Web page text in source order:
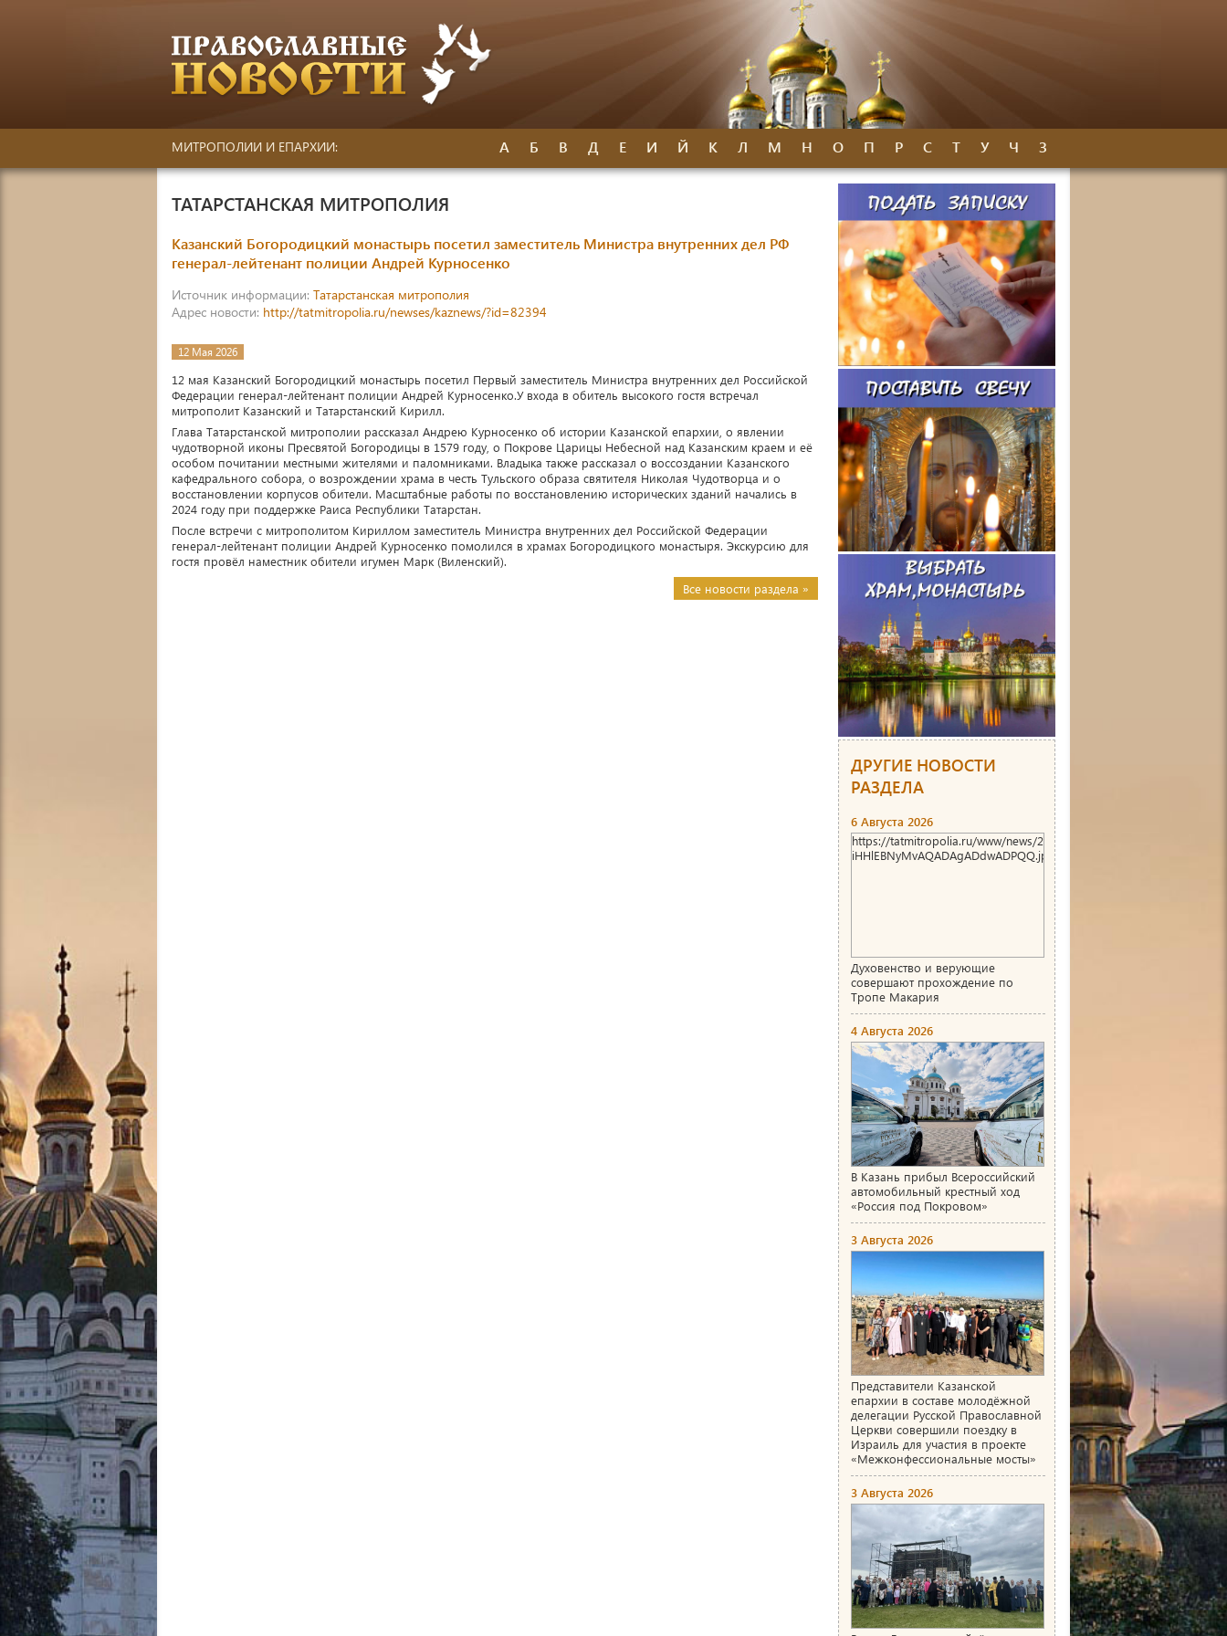
МИТРОПОЛИИ И ЕПАРХИИ: А Б В Д Е И Й К Л М Н О П Р С Т У Ч З
ТАТАРСТАНСКАЯ МИТРОПОЛИЯ
Казанский Богородицкий монастырь посетил заместитель Министра внутренних дел РФ
генерал-лейтенант полиции Андрей Курносенко
Источник информации: Татарстанская митрополия
Адрес новости: http://tatmitropolia.ru/newses/kaznews/?id=82394
12 Мая 2026
12 мая Казанский Богородицкий монастырь посетил Первый заместитель Министра внутренних дел Российской
Федерации генерал-лейтенант полиции Андрей Курносенко.У входа в обитель высокого гостя встречал
митрополит Казанский и Татарстанский Кирилл.
Глава Татарстанской митрополии рассказал Андрею Курносенко об истории Казанской епархии, о явлении
чудотворной иконы Пресвятой Богородицы в 1579 году, о Покрове Царицы Небесной над Казанским краем и её
особом почитании местными жителями и паломниками. Владыка также рассказал о воссоздании Казанского
кафедрального собора, о возрождении храма в честь Тульского образа святителя Николая Чудотворца и о
восстановлении корпусов обители. Масштабные работы по восстановлению исторических зданий начались в
2024 году при поддержке Раиса Республики Татарстан.
После встречи с митрополитом Кириллом заместитель Министра внутренних дел Российской Федерации
генерал-лейтенант полиции Андрей Курносенко помолился в храмах Богородицкого монастыря. Экскурсию для
гостя провёл наместник обители игумен Марк (Виленский).
Все новости раздела »
ДРУГИЕ НОВОСТИ
РАЗДЕЛА
6 Августа 2026
https://tatmitropolia.ru/www/news/2026/8/
iHHlEBNyMvAQADAgADdwADPQQ.jpg
Духовенство и верующие
совершают прохождение по
Тропе Макария
4 Августа 2026
В Казань прибыл Всероссийский
автомобильный крестный ход
«Россия под Покровом»
3 Августа 2026
Представители Казанской
епархии в составе молодёжной
делегации Русской Православной
Церкви совершили поездку в
Израиль для участия в проекте
«Межконфессиональные мосты»
3 Августа 2026